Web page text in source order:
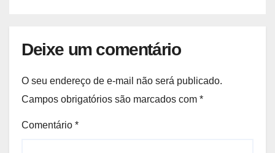
Deixe um comentário
O seu endereço de e-mail não será publicado.
Campos obrigatórios são marcados com *
Comentário *